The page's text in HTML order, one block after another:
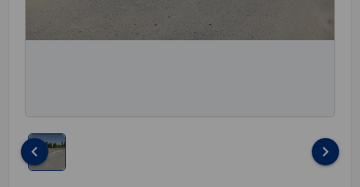
keyboard_arrow_left keyboard_arrow_right